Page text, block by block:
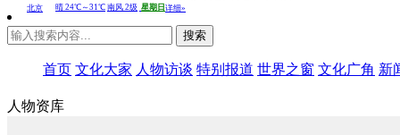
搜索
首页 文化大家 人物访谈 特别报道 世界之窗 文化广角 新
人物资库